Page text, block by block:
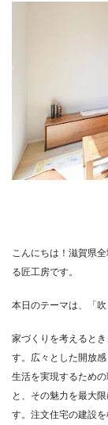
こんにちは！滋賀県
る匠工房です。
本日のテーマは、「吹
家づくりを考えると
す。広々とした開放
生活を実現するため
と、その魅力を最大
す。注文住宅の建設